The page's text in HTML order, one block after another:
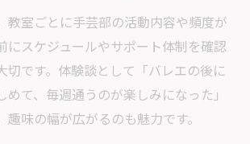
教室ごとに手芸部の活動内容や頻度が
にスケジュールやサポート体制を確認
切です。体験談として「バレエの後に
て、毎週通うのが楽しみになった」
趣味の幅が広がるのも魅力です。